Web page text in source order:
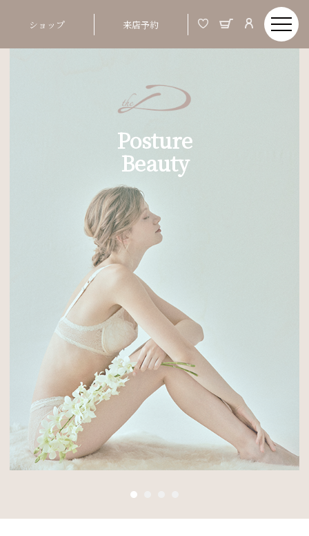
ショップ 来店予約
Posture
Beauty
Posture Beauty
Inner
姿勢美容インナー
ALL ITEM
オーダーメイドブライダルインナー
VIEW MORE
Order Made & Posture Beauty
美しい姿とは、バスト、ウエストといった部分
ではなく、 つま先から頭までの姿勢ポジショ
ンが整う事
姿勢が整うと、お顔まですっきりと明るい印象
に変わる
厳選した素材と徹底した立体設計で、背筋を
伸ばし、 ご自身の美しくなる力を引き出す姿
勢美容ランジェリー
CONCEPT